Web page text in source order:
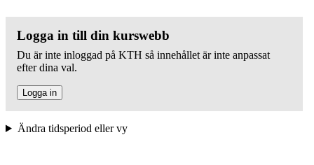
Logga in till din kurswebb
Du är inte inloggad på KTH så innehållet är inte anpassat
efter dina val.
Logga in
Ändra tidsperiod eller vy